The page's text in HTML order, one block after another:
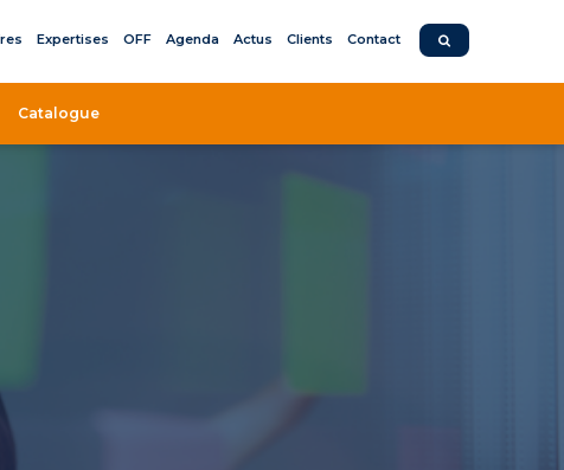
Expertises OFF Agenda Actus Clients Contact
Catalogue